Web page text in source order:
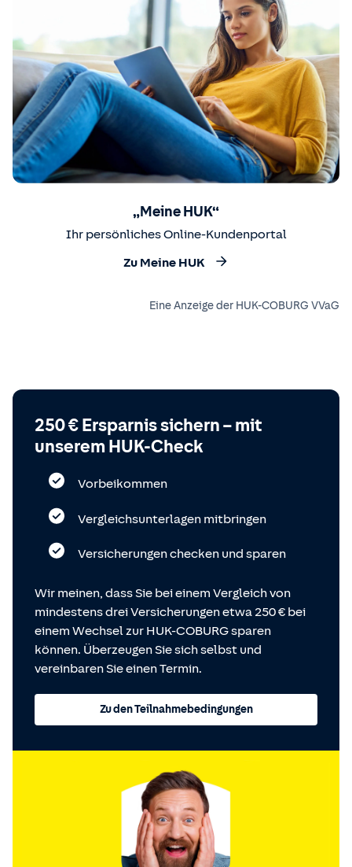
„Meine HUK“
Ihr persönliches Online-Kundenportal
Zu Meine HUK
Eine Anzeige der HUK-COBURG VVaG
250 € Ersparnis sichern – mit
unserem HUK-Check
Vorbeikommen
Vergleichsunterlagen mitbringen
Versicherungen checken und sparen
Wir meinen, dass Sie bei einem Vergleich von
mindestens drei Versicherungen etwa 250 € bei
einem Wechsel zur HUK-COBURG sparen
können. Überzeugen Sie sich selbst und
vereinbaren Sie einen Termin.
Zu den Teilnahmebedingungen